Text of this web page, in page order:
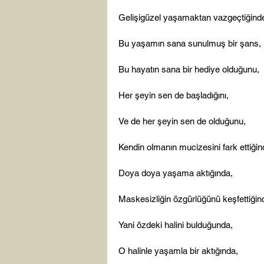
Gelişigüzel yaşamaktan
Bu yaşamın sana sunulmuş bir şans,
Bu hayatın sana bir hediye olduğunu,
Her şeyin sen de başladığını,
Ve de her şeyin sen de olduğunu,
Kendin olmanın mucizesini fark
Doya doya yaşama aktığında,
Maskesizliğin özgürlüğünü
Yani özdeki halini bulduğunda,
O halinle yaşamla bir aktığında,